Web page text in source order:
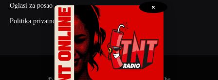
Oglasi za posao
Politika privatnosti
×